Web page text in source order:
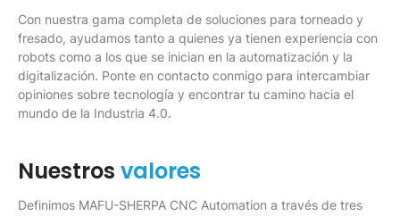
Con nuestra gama completa de soluciones para torneado y
fresado, ayudamos tanto a quienes ya tienen experiencia con
robots como a los que se inician en la automatización y la
digitalización. Ponte en contacto conmigo para intercambiar
opiniones sobre tecnología y encontrar tu camino hacia el
mundo de la Industria 4.0.
Nuestros valores
Definimos MAFU-SHERPA CNC Automation a través de tres